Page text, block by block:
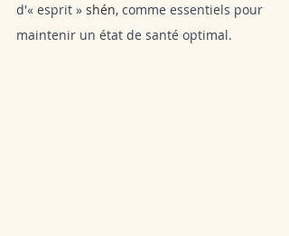
d'« esprit » shén, comme essentiels pour
maintenir un état de santé optimal.